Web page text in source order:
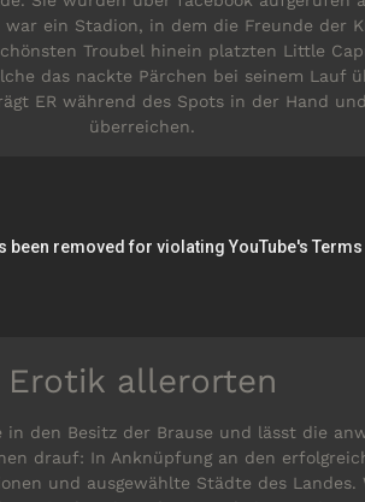
ein Stadion, in dem die Freunde der
Troubel hinein platzten Little
das nackte Pärchen bei seinem Lauf
ER während des Spots in der Hand
überreichen.
Erotik allerorten
den Besitz der Brause und lässt die
drauf: In Anknüpfung an den
und ausgewählte Städte des